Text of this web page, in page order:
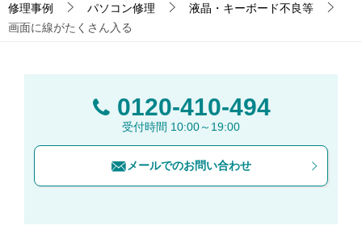
修理事例
パソコン修理
液晶・キーボード不良等
画面に線がたくさん入る
0120-410-494
受付時間 10:00～19:00
メールでのお問い合わせ